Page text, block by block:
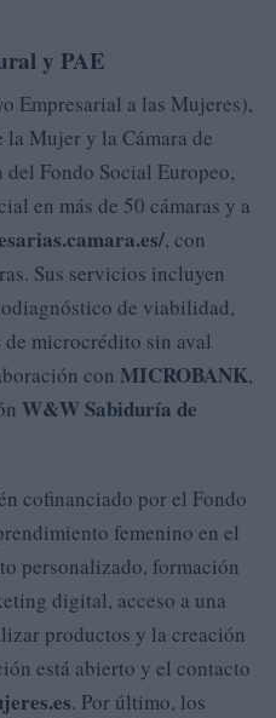
y PAE
Empresarial a las Mujeres),
Mujer y la Cámara de
Fondo Social Europeo,
en más de 50 cámaras y a
, con
Sus servicios incluyen
de viabilidad,
de microcrédito sin aval
con MICROBANK,
W&W Sabiduría de
cofinanciado por el Fondo
femenino en el
personalizado, formación
digital, acceso a una
productos y la creación
está abierto y el contacto
. Por último, los